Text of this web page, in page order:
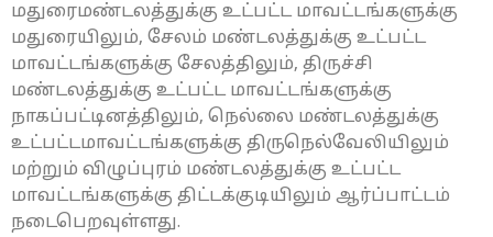
மதுரைமண்டலத்துக்கு உட்பட்ட மாவட்டங்களுக்கு
மதுரையிலும், சேலம் மண்டலத்துக்கு உட்பட்ட
மாவட்டங்களுக்கு சேலத்திலும், திருச்சி
மண்டலத்துக்கு உட்பட்ட மாவட்டங்களுக்கு
நாகப்பட்டினத்திலும், நெல்லை மண்டலத்துக்கு
உட்பட்டமாவட்டங்களுக்கு திருநெல்வேலியிலும்
மற்றும் விழுப்புரம் மண்டலத்துக்கு உட்பட்ட
மாவட்டங்களுக்கு திட்டக்குடியிலும் ஆர்ப்பாட்டம்
நடைபெறவுள்ளது.